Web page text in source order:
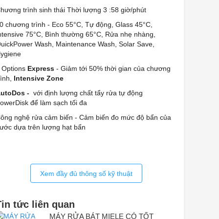
trình sinh thái Thời lượng 3 :58 giờ/phút
chương trình - Eco 55°C, Tự động, Glass 45°C,
75°C, Bình thường 65°C, Rửa nhẹ nhàng,
Wash, Maintenance Wash, Solar Save,
Options Express - Giảm tới 50% thời gian của chương
Intensive Zone
- với định lượng chất tẩy rửa tự động
để làm sạch tối đa
nghệ rửa cảm biến - Cảm biến đo mức độ bẩn của
dựa trên lượng hạt bẩn
Xem đầy đủ thông số kỹ thuật
tức liên quan
MÁY RỬA BÁT MIELE CÓ TỐT